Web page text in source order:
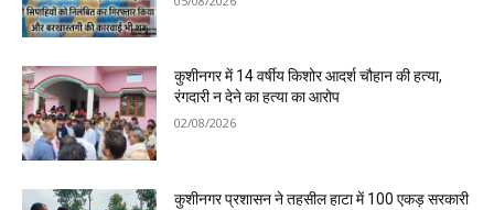
कुशीनगर में 14 वर्षीय किशोर आदर्श चौहान की हत्या,
रंगदारी न देने का हत्या का आरोप
02/08/2026
कुशीनगर प्रशासन ने तहसील हाटा में 100 एकड़ सरकारी